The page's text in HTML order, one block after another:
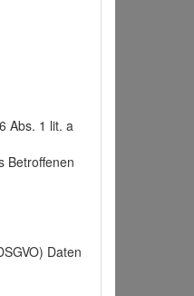
Abs. 1 lit. a
Betroffenen
Daten